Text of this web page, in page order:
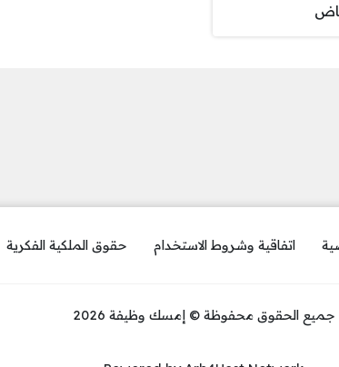
اتفاقية وشروط الاستخدام حقوق الملكية الفكرية
جميع الحقوق محفوظة © إمسك وظيفة 2026